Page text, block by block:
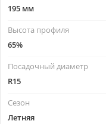
195 мм
Высота профиля
65%
Посадочный диаметр
R15
Сезон
Летняя